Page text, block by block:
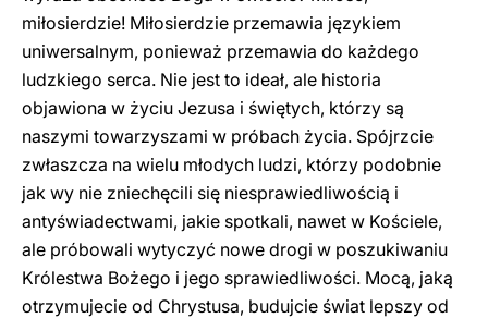
miłosierdzie! Miłosierdzie przemawia językiem
uniwersalnym, ponieważ przemawia do każdego
ludzkiego serca. Nie jest to ideał, ale historia
objawiona w życiu Jezusa i świętych, którzy są
naszymi towarzyszami w próbach życia. Spójrzcie
zwłaszcza na wielu młodych ludzi, którzy podobnie
jak wy nie zniechęcili się niesprawiedliwością i
antyświadectwami, jakie spotkali, nawet w Kościele,
ale próbowali wytyczyć nowe drogi w poszukiwaniu
Królestwa Bożego i jego sprawiedliwości. Mocą, jaką
otrzymujecie od Chrystusa, budujcie świat lepszy od